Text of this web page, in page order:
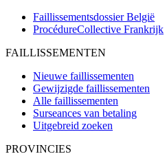
Faillissementsdossier België
ProcédureCollective Frankrijk
FAILLISSEMENTEN
Nieuwe faillissementen
Gewijzigde faillissementen
Alle faillissementen
Surseances van betaling
Uitgebreid zoeken
PROVINCIES